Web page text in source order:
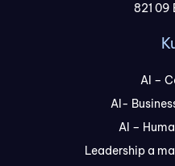
821 09
AI –
AI-
AI –
Leadership a